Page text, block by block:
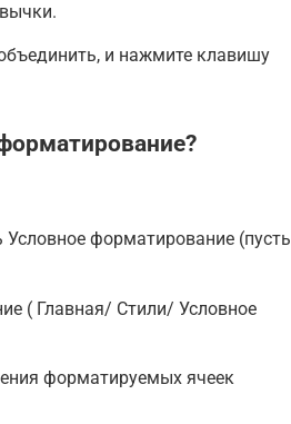
и нажмите клавишу
форматирование (пусть
( Главная/ Стили/ Условное
форматируемых ячеек